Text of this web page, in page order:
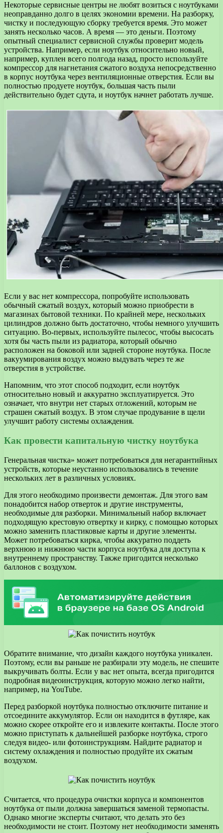
Некоторые сервисные центры не любят возиться с ноутбуками
неоправданно долго в целях экономии времени. На разборку,
чистку и последующую сборку требуется время. Это может
занять несколько часов. А время — это деньги. Поэтому
опытный специалист сервисной службы проверит модель
устройства. Например, если ноутбук относительно новый,
например, куплен всего полгода назад, просто используйте
компрессор для нагнетания сжатого воздуха непосредственно
в корпус ноутбука через вентиляционные отверстия. Если вы
полностью продуете ноутбук, большая часть пыли
действительно будет сдута, и ноутбук начнет работать лучше.
Если у вас нет компрессора, попробуйте использовать
обычный сжатый воздух, который можно приобрести в
магазинах бытовой техники. По крайней мере, нескольких
цилиндров должно быть достаточно, чтобы немного улучшить
ситуацию. Во-первых, используйте пылесос, чтобы высосать
хотя бы часть пыли из радиатора, который обычно
расположен на боковой или задней стороне ноутбука. После
вакуумирования воздух можно выдувать через те же
отверстия в устройстве.
Напомним, что этот способ подходит, если ноутбук
относительно новый и аккуратно эксплуатируется. Это
означает, что внутри нет старых отложений, которым не
страшен сжатый воздух. В этом случае продувание в щели
улучшит работу системы охлаждения.
Как провести капитальную чистку ноутбука
Генеральная чистка» может потребоваться для негарантийных
устройств, которые неустанно использовались в течение
нескольких лет в различных условиях.
Для этого необходимо произвести демонтаж. Для этого вам
понадобится набор отверток и другие инструменты,
необходимые для разборки. Минимальный набор включает
подходящую крестовую отвертку и кирку, с помощью которых
можно заменить пластиковые карты и другие элементы.
Может потребоваться кирка, чтобы аккуратно поддеть
верхнюю и нижнюю части корпуса ноутбука для доступа к
внутреннему пространству. Также пригодится несколько
баллонов с воздухом.
Обратите внимание, что дизайн каждого ноутбука уникален.
Поэтому, если вы раньше не разбирали эту модель, не спешите
выкручивать болты. Если у вас нет опыта, всегда пригодится
подробная видеоинструкция, которую можно легко найти,
например, на YouTube.
Перед разборкой ноутбука полностью отключите питание и
отсоедините аккумулятор. Если он находится в футляре, как
можно скорее откройте его и извлеките контакты. После этого
можно приступать к дальнейшей разборке ноутбука, строго
следуя видео- или фотоинструкциям. Найдите радиатор и
систему охлаждения и полностью продуйте их сжатым
воздухом.
Считается, что процедура очистки корпуса и компонентов
ноутбука от пыли должна завершаться заменой термопасты.
Однако многие эксперты считают, что делать это без
необходимости не стоит. Поэтому нет необходимости заменять